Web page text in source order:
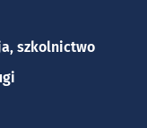
szkolnictwo